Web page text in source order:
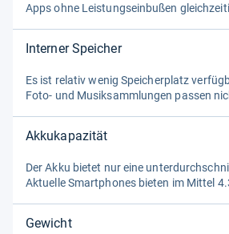
Apps ohne Leis­tungs­ein­bu­ßen
Interner Speicher
Es ist rela­tiv wenig Spei­cher­platz
Foto-​ und Musik­samm­lun­gen pas­sen
Akkukapazität
Der Akku bie­tet nur eine
Aktu­elle Smart­pho­nes bie­ten im Mit­tel
Gewicht